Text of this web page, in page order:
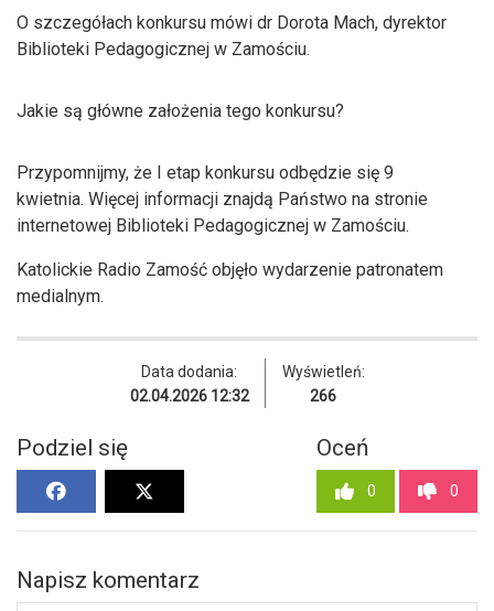
O szczegółach konkursu mówi dr Dorota Mach, dyrektor
Biblioteki Pedagogicznej w Zamościu.
Jakie są główne założenia tego konkursu?
Przypomnijmy, że I etap konkursu odbędzie się 9
kwietnia. Więcej informacji znajdą Państwo na stronie
internetowej Biblioteki Pedagogicznej w Zamościu.
Katolickie Radio Zamość objęło wydarzenie patronatem
medialnym.
Data dodania:
02.04.2026 12:32
Wyświetleń:
266
Podziel się Oceń
0 0
Napisz komentarz